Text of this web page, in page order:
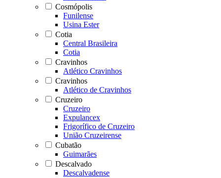
Cosmópolis
Funilense
Usina Ester
Cotia
Central Brasileira
Cotia
Cravinhos
Atlético Cravinhos
Cravinhos
Atlético de Cravinhos
Cruzeiro
Cruzeiro
Expulancex
Frigorífico de Cruzeiro
União Cruzeirense
Cubatão
Guimarães
Descalvado
Descalvadense